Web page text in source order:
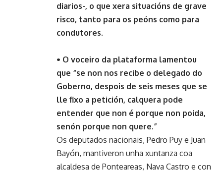
diarios-, o que xera situacións de grave
risco, tanto para os peóns como para
condutores.
• O voceiro da plataforma lamentou
que “se non nos recibe o delegado do
Goberno, despois de seis meses que se
lle fixo a petición, calquera pode
entender que non é porque non poida,
senón porque non quere.”
Os deputados nacionais, Pedro Puy e Juan
Bayón, mantiveron unha xuntanza coa
alcaldesa de Ponteareas, Nava Castro e con